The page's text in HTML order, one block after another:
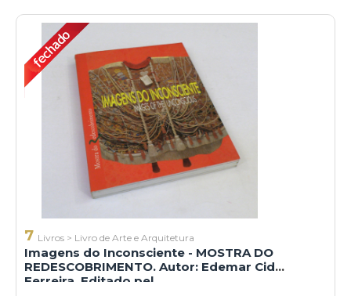
7 Livros > Livro de Arte e Arquitetura
Imagens do Inconsciente - MOSTRA DO
REDESCOBRIMENTO. Autor: Edemar Cid
Ferreira. Editado pel